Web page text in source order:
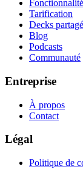
Tarification
Decks
Blog
Podcasts
Communauté
Entreprise
À propos
Contact
Légal
Politique de